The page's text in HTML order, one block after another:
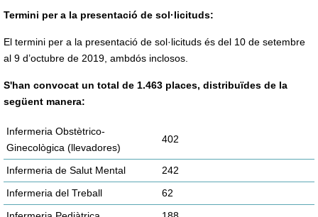
Termini per a la presentació de sol·licituds:
El termini per a la presentació de sol·licituds és del 10 de setembre
al 9 d’octubre de 2019, ambdós inclosos.
S'han convocat un total de 1.463 places, distribuïdes de la
següent manera:
Infermeria Obstètrico-
Ginecològica (llevadores)
402
Infermeria de Salut Mental
242
Infermeria del Treball
62